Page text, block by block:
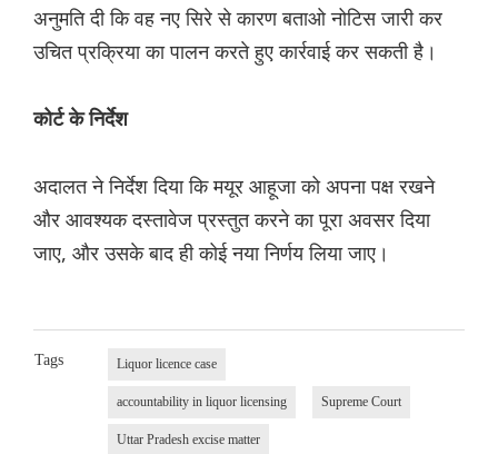
अनुमति दी कि वह नए सिरे से कारण बताओ नोटिस जारी कर
उचित प्रक्रिया का पालन करते हुए कार्रवाई कर सकती है।
कोर्ट के निर्देश
अदालत ने निर्देश दिया कि मयूर आहूजा को अपना पक्ष रखने
और आवश्यक दस्तावेज प्रस्तुत करने का पूरा अवसर दिया
जाए, और उसके बाद ही कोई नया निर्णय लिया जाए।
Tags Liquor licence case
accountability in liquor licensing Supreme Court
Uttar Pradesh excise matter